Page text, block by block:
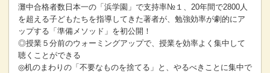
灘中合格者数日本一の「浜学園」で支持率№１、20年間で2800人
を超える子どもたちを指導してきた著者が、勉強効率が劇的にア
ップする「準備メソッド」を初公開！
◎授業５分前のウォーミングアップで、授業を効率よく集中して
聴くことができる
◎机のまわりの「不要なものを捨てる」と、やるべきことに集中で